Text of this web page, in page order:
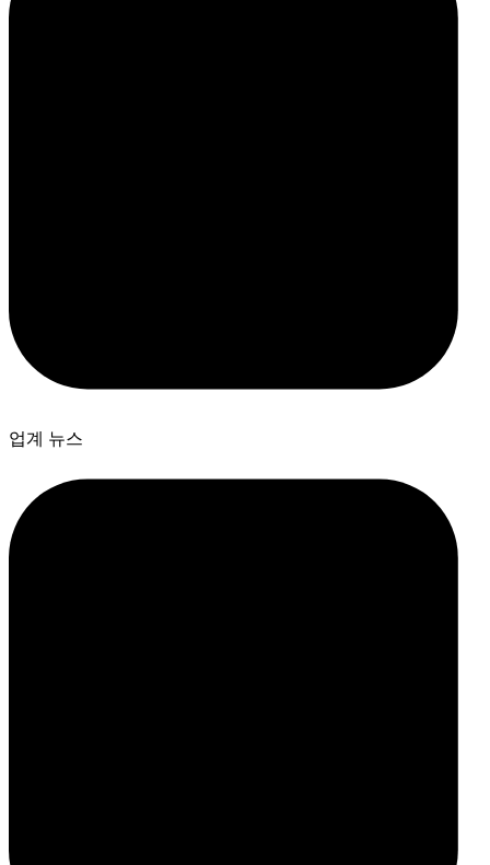
업계 뉴스